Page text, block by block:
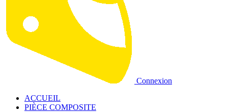
Connexion
ACCUEIL
PIÈCE COMPOSITE